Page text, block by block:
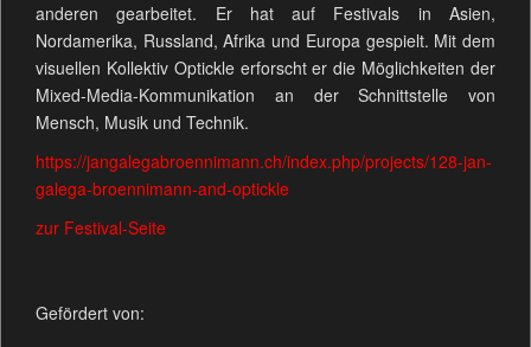
anderen gearbeitet. Er hat auf Festivals in Asien,
Nordamerika, Russland, Afrika und Europa gespielt. Mit dem
visuellen Kollektiv Optickle erforscht er die Möglichkeiten der
Mixed-Media-Kommunikation an der Schnittstelle von
Mensch, Musik und Technik.
https://jangalegabroennimann.ch/index.php/projects/128-jan-
galega-broennimann-and-optickle
zur Festival-Seite
Gefördert von: